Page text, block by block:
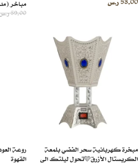
53.00ر.س
مباخر
59.00
مبخرة كهربائية سحر الفضي بلمعة
الكريستال الأزرق🩵تحول ليلتك الى
روعة
القهوة